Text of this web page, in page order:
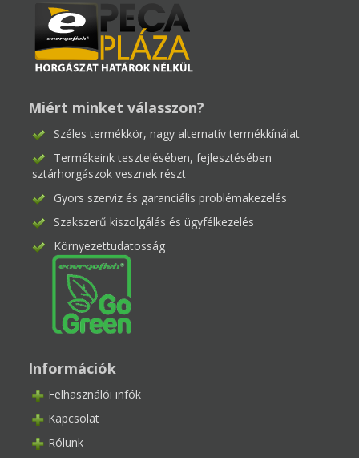
Miért minket válasszon?
Széles termékkör, nagy alternatív termékkínálat
Termékeink tesztelésében, fejlesztésében
sztárhorgászok vesznek részt
Gyors szerviz és garanciális problémakezelés
Szakszerű kiszolgálás és ügyfélkezelés
Környezettudatosság
Információk
Felhasználói infók
Kapcsolat
Rólunk